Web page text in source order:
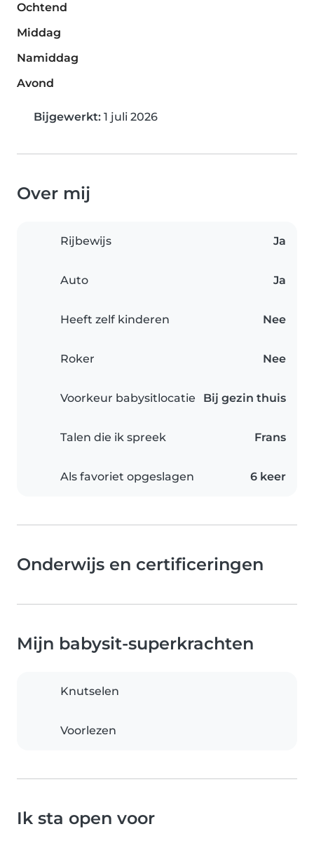
Ochtend
Middag
Namiddag
Avond
Bijgewerkt: 1 juli 2026
Over mij
Rijbewijs Ja
Auto Ja
Heeft zelf kinderen Nee
Roker Nee
Voorkeur babysitlocatie Bij gezin thuis
Talen die ik spreek Frans
Als favoriet opgeslagen 6 keer
Onderwijs en certificeringen
Mijn babysit-superkrachten
Knutselen
Voorlezen
Ik sta open voor